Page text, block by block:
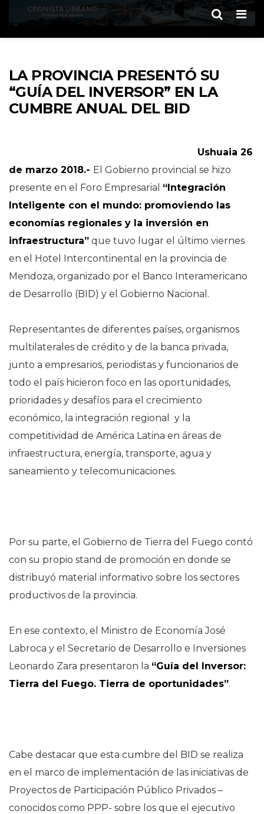
LA PROVINCIA PRESENTÓ SU
“GUÍA DEL INVERSOR” EN LA
CUMBRE ANUAL DEL BID
Ushuaia 26
de marzo 2018.- El Gobierno provincial se hizo
presente en el Foro Empresarial “Integración
Inteligente con el mundo: promoviendo las
economías regionales y la inversión en
infraestructura” que tuvo lugar el último viernes
en el Hotel Intercontinental en la provincia de
Mendoza, organizado por el Banco Interamericano
de Desarrollo (BID) y el Gobierno Nacional.
Representantes de diferentes países, organismos
multilaterales de crédito y de la banca privada,
junto a empresarios, periodistas y funcionarios de
todo el país hicieron foco en las oportunidades,
prioridades y desafíos para el crecimiento
económico, la integración regional y la
competitividad de América Latina en áreas de
infraestructura, energía, transporte, agua y
saneamiento y telecomunicaciones.
Por su parte, el Gobierno de Tierra del Fuego contó
con su propio stand de promoción en donde se
distribuyó material informativo sobre los sectores
productivos de la provincia.
En ese contexto, el Ministro de Economía José
Labroca y el Secretario de Desarrollo e Inversiones
Leonardo Zara presentaron la “Guía del Inversor:
Tierra del Fuego. Tierra de oportunidades”.
Cabe destacar que esta cumbre del BID se realiza
en el marco de implementación de las iniciativas de
Proyectos de Participación Público Privados –
conocidos como PPP- sobre los que el ejecutivo